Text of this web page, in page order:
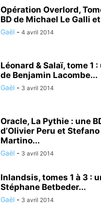
Opération Overlord,
BD de Michael Le Galli
Gaël - 4 avril 2014
Léonard & Salaï, tome 1 :
de Benjamin Lacombe...
Gaël - 3 avril 2014
Oracle, La Pythie : une
d’Olivier Peru et Stefano
Martino...
Gaël - 3 avril 2014
Inlandsis, tomes 1 à 3 :
Stéphane Betbeder...
Gaël - 3 avril 2014